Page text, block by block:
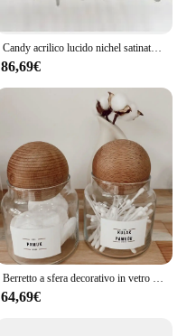
Candy acrilico lucido nichel satinato 5 Roller ball anelli per tende da doccia ganci per tende
86,69€
Berretto a sfera decorativo in vetro Siderdesign e accessori per il bagno in barattolo di cotone nuovo 2022
64,69€